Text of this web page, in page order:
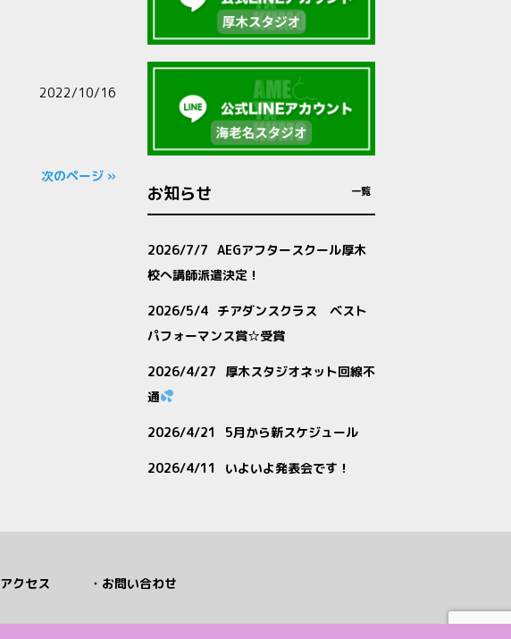
2022/10/16
次のページ »
お知らせ 一覧
2026/7/7 AEGアフタースクール厚木
校へ講師派遣決定！
2026/5/4 チアダンスクラス ベスト
パフォーマンス賞☆受賞
2026/4/27
厚木スタジオネット回線不
通
2026/4/21 5月から新スケジュール
2026/4/11 いよいよ発表会です！
アクセス お問い合わせ